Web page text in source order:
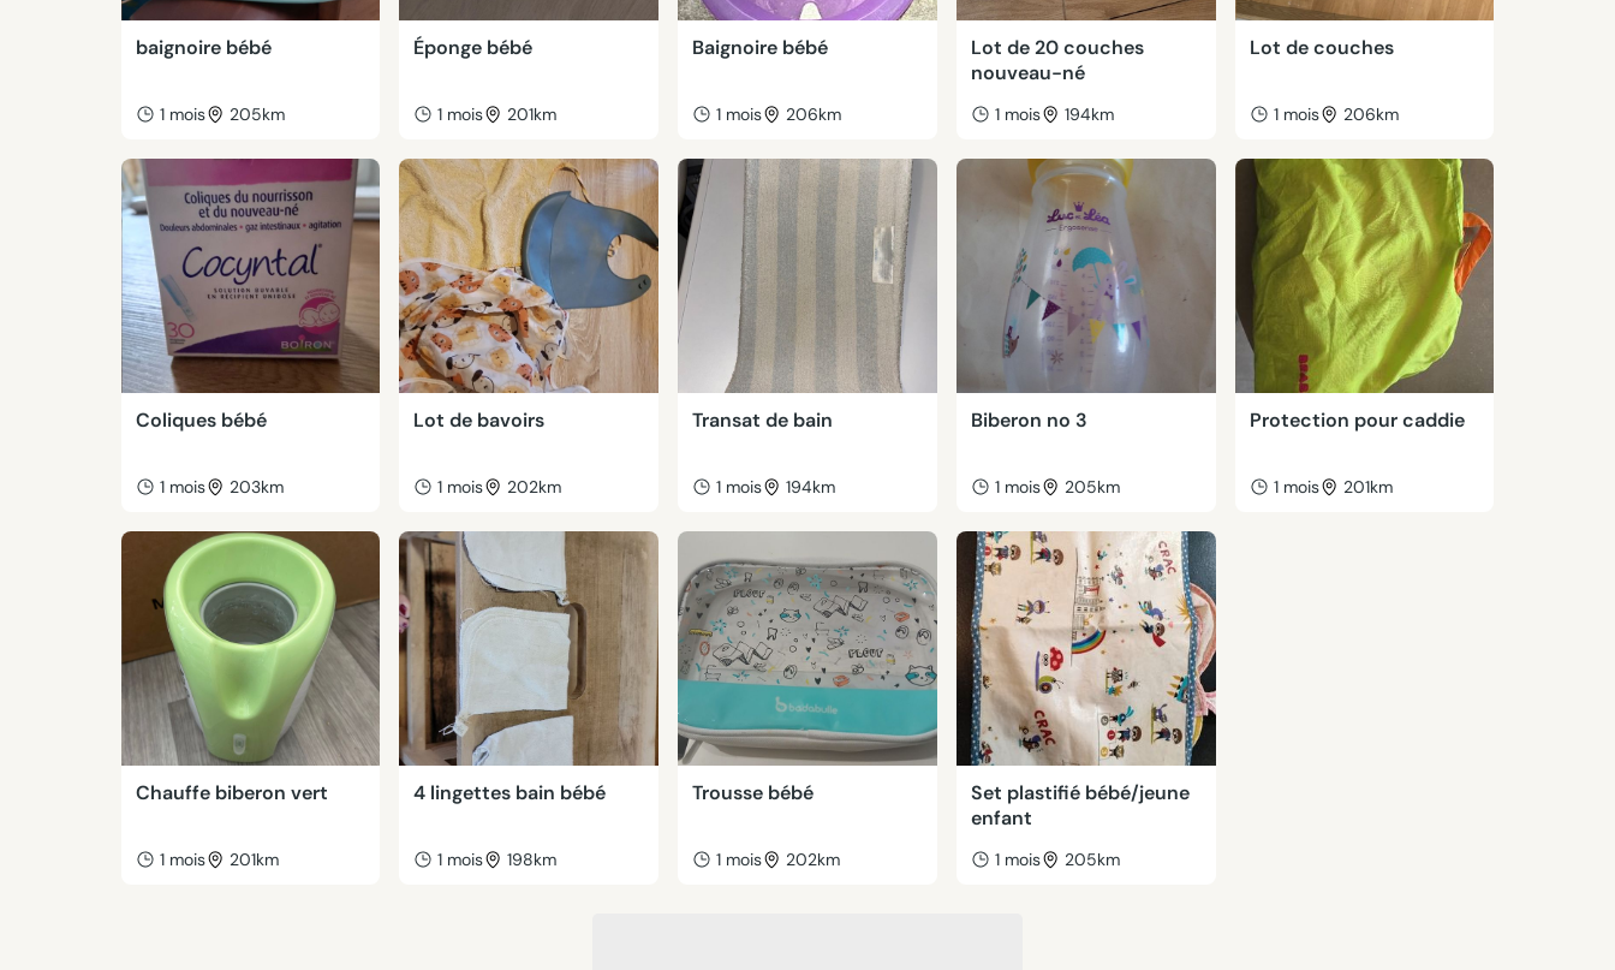
baignoire bébé
1 mois 205km
Éponge bébé
1 mois 201km
Baignoire bébé
1 mois 206km
Lot de 20 couches
nouveau-né
1 mois 194km
Lot de couches
1 mois 206km
Coliques bébé
1 mois 203km
Lot de bavoirs
1 mois 202km
Transat de bain
1 mois 194km
Biberon no 3
1 mois 205km
Protection pour caddie
1 mois 201km
Chauffe biberon vert
1 mois 201km
4 lingettes bain bébé
1 mois 198km
Trousse bébé
1 mois 202km
Set plastifié bébé/jeune
enfant
1 mois 205km